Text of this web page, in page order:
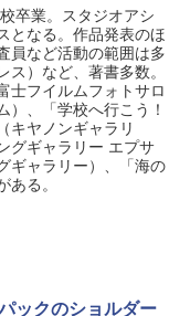
卒業。スタジオアシ
となる。作品発表のほ
員など活動の範囲は多
）など、著書多数。
士フイルムフォトサロ
）、「学校へ行こう！
キヤノンギャラリ
グギャラリー エプサ
ギャラリー）、「海の
る。
ックのショルダー